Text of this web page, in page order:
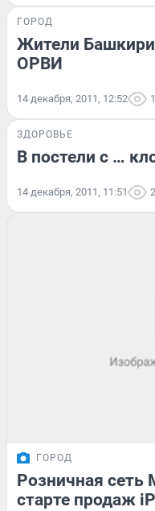
ГОРОД
Жители
ОРВИ
14 декабря, 2011, 12:52
ЗДОРОВЬЕ
В постели с …
14 декабря, 2011, 11:51
ГОРОД
Розничная сеть
старте продаж